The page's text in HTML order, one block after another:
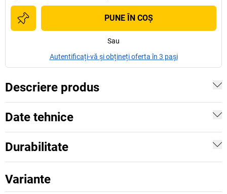
PUNE ÎN COŞ
Sau
Autentificați-vă și obțineți oferta în 3 pași
Descriere produs
Date tehnice
Durabilitate
Variante